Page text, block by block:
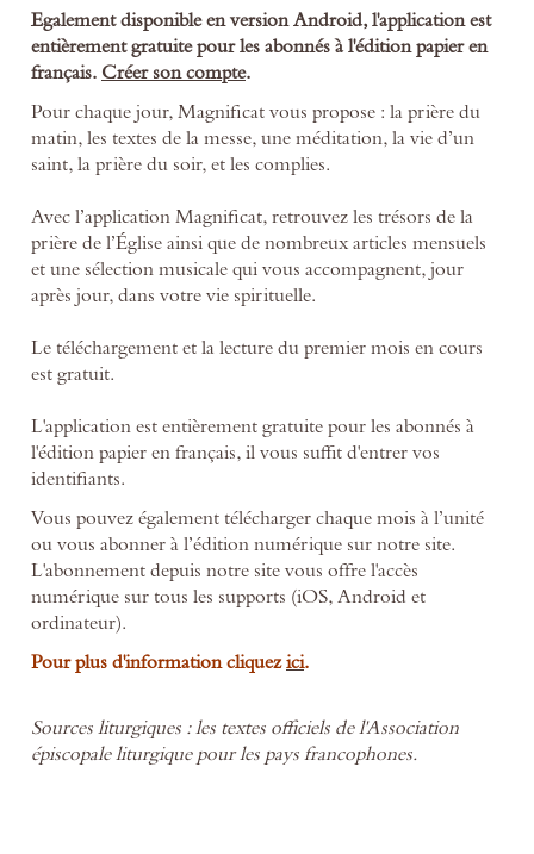
Egalement disponible en version Android, l'application est
entièrement gratuite pour les abonnés à l'édition papier en
français. Créer son compte.
Pour chaque jour, Magnificat vous propose : la prière du
matin, les textes de la messe, une méditation, la vie d’un
saint, la prière du soir, et les complies.
Avec l’application Magnificat, retrouvez les trésors de la
prière de l’Église ainsi que de nombreux articles mensuels
et une sélection musicale qui vous accompagnent, jour
après jour, dans votre vie spirituelle.
Le téléchargement et la lecture du premier mois en cours
est gratuit.
L'application est entièrement gratuite pour les abonnés à
l'édition papier en français, il vous suffit d'entrer vos
identifiants.
Vous pouvez également télécharger chaque mois à l’unité
ou vous abonner à l’édition numérique sur notre site.
L'abonnement depuis notre site vous offre l'accès
numérique sur tous les supports (iOS, Android et
ordinateur).
Pour plus d'information cliquezici.
Sources liturgiques : les textes officiels de l'Association
épiscopale liturgique pour les pays francophones.